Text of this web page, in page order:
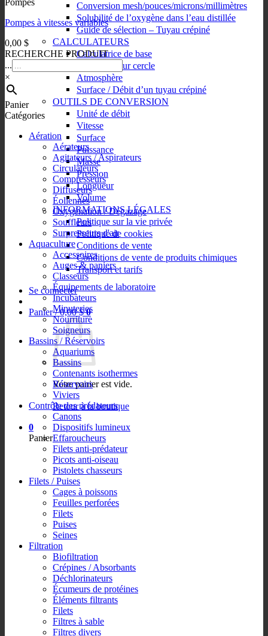
Conversion mesh/pouces/microns/millimètres
Solubilité de l’oxygène dans l’eau distillée
Guide de sélection – Tuyau crépiné
CALCULATEURS
Calculatrice de base
Équation pour cercle
Atmosphère
Surface / Débit d’un tuyau crépiné
OUTILS DE CONVERSION
Unité de débit
Vitesse
Surface
Puissance
Masse
Pression
Longueur
Volume
INFORMATIONS LÉGALES
Politique sur la vie privée
Politique de cookies
Conditions de vente
Conditions de vente de produits chimiques
Transport et tarifs
Se connecter
Panier /0,00$ 0
Votre panier est vide.
Retour à la boutique
0
Panier
a
variations.
options
peuvent
être
choisies
sur
la
page
du
produit
Pompes
Pompes à vitesses variables
0,00 $
RECHERCHE PRODUIT
...
×
Panier
Catégories
Aération
Aérateurs
Agitateurs / Aspirateurs
Circulateurs
Compresseurs
Diffuseurs
Éoliennes
Oxygénation / Dégazage
Souffleurs
Surpresseurs d'air
Aquaculture
Accessoires
Auges & paniers
Classeurs
Équipements de laboratoire
Incubateurs
Minuteries
Nourriture
Soigneurs
Bassins / Réservoirs
Aquariums
Bassins
Contenants isothermes
Réservoirs
Viviers
Contrôle des prédateurs
Canons
Dispositifs lumineux
Effaroucheurs
Filets anti-prédateur
Picots anti-oiseau
Pistolets chasseurs
Filets / Puises
Cages à poissons
Feuilles perforées
Filets
Puises
Seines
Filtration
Biofiltration
Crépines / Absorbants
Déchlorinateurs
Écumeurs de protéines
Éléments filtrants
Filets
Filtres à sable
Filtres divers